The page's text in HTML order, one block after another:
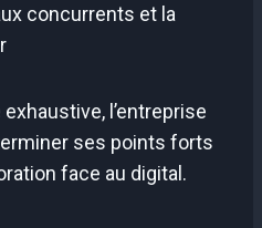
concurrents et la
l’entreprise
ses points forts
face au digital.